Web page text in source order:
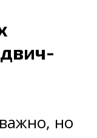
но